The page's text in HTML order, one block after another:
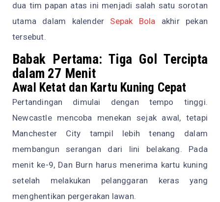
dua tim papan atas ini menjadi salah satu sorotan
utama dalam kalender Sepak Bola akhir pekan
tersebut.
Babak Pertama: Tiga Gol Tercipta
dalam 27 Menit
Awal Ketat dan Kartu Kuning Cepat
Pertandingan dimulai dengan tempo tinggi.
Newcastle mencoba menekan sejak awal, tetapi
Manchester City tampil lebih tenang dalam
membangun serangan dari lini belakang. Pada
menit ke-9, Dan Burn harus menerima kartu kuning
setelah melakukan pelanggaran keras yang
menghentikan pergerakan lawan.